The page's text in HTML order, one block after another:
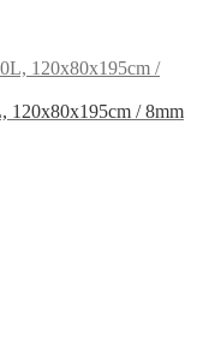
120x80x195cm / 8mm